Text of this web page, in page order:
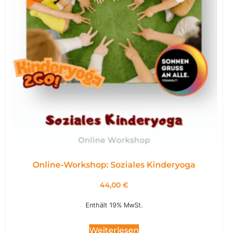
Online-Workshop: Soziales Kinderyoga
44,00 €
Enthält 19% MwSt.
Weiterlesen